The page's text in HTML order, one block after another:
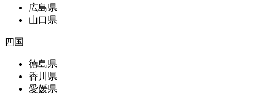
広島県
山口県
四国
徳島県
香川県
愛媛県